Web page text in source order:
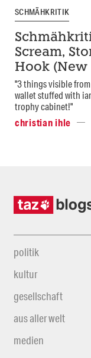
SCHMÄHKRITIK
Scream,
Hook (New
"3 things visible
wallet stuffed with
trophy cabinet!"
christian ihle
politik
kultur
gesellschaft
aus aller welt
medien